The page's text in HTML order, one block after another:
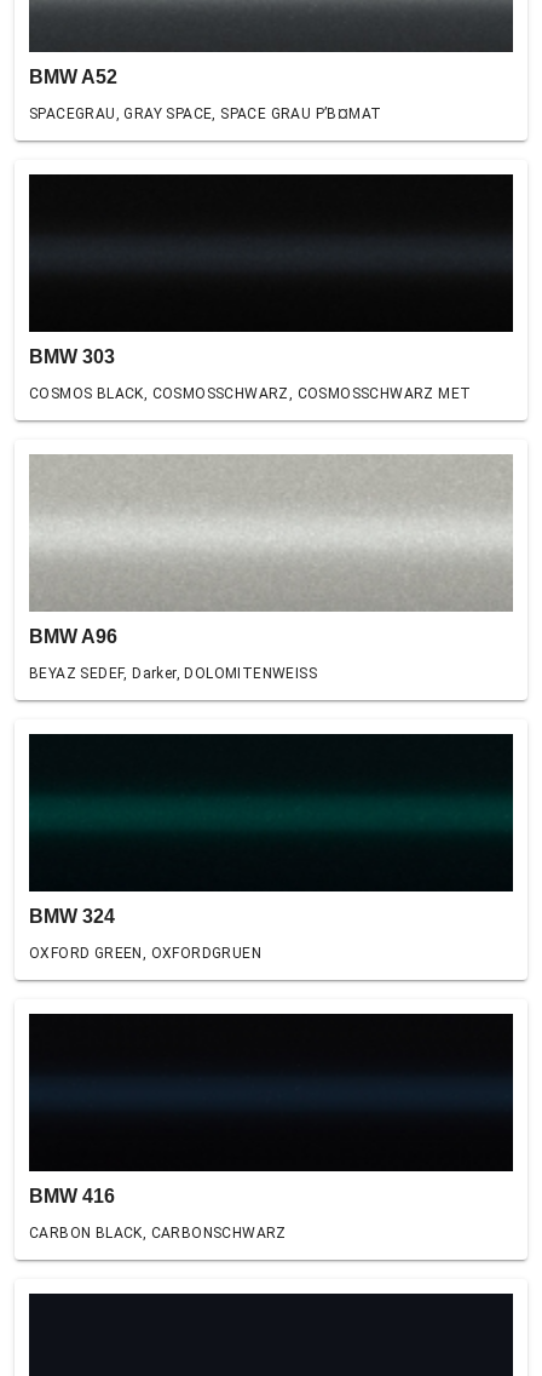
BMW A52
SPACEGRAU, GRAY SPACE, SPACE GRAU Р’В¤MAT
BMW 303
COSMOS BLACK, COSMOSSCHWARZ, COSMOSSCHWARZ MET
BMW A96
BEYAZ SEDEF, Darker, DOLOMITENWEISS
BMW 324
OXFORD GREEN, OXFORDGRUEN
BMW 416
CARBON BLACK, CARBONSCHWARZ